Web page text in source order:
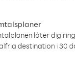
låter dig
destination i 30